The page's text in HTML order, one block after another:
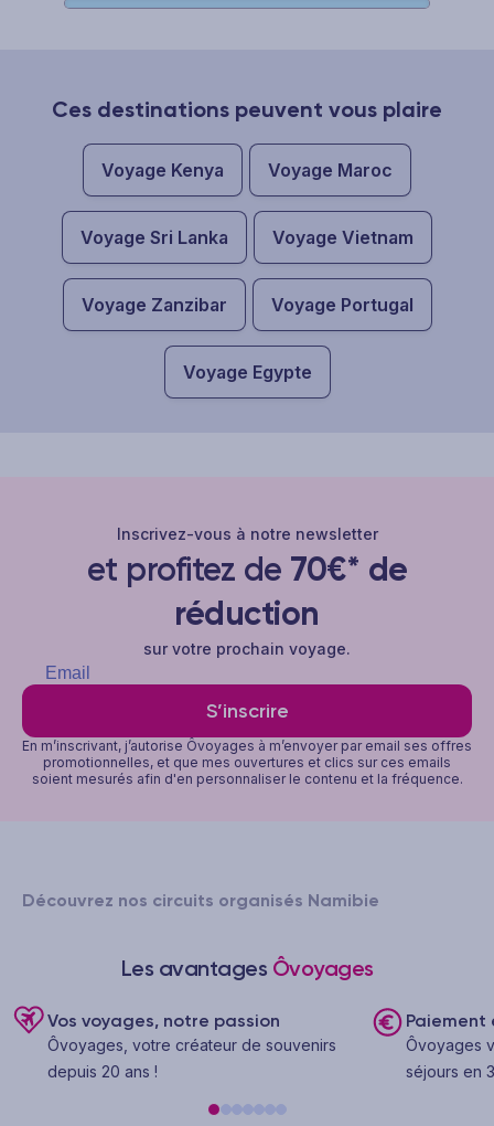
Ces destinations peuvent vous plaire
Voyage Kenya Voyage Maroc
Voyage Sri Lanka Voyage Vietnam
Voyage Zanzibar Voyage Portugal
Voyage Egypte
Inscrivez-vous à notre newsletter
et profitez de 70€* de
réduction
sur votre prochain voyage.
S’inscrire
En m’inscrivant, j’autorise Ôvoyages à m’envoyer par email ses offres
promotionnelles, et que mes ouvertures et clics sur ces emails
soient mesurés afin d'en personnaliser le contenu et la fréquence.
Découvrez nos circuits organisés Namibie
Les avantages Ôvoyages
Vos voyages, notre passion
Ôvoyages, votre créateur de souvenirs
depuis 20 ans !
Paiement
Ôvoyages
séjours en